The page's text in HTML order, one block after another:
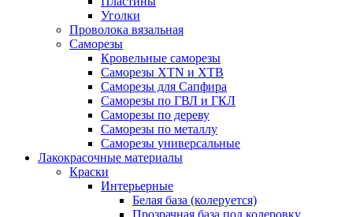
Уголки
Проволока вязальная
Саморезы
Кровельные саморезы
Саморезы XTN и ХTB
Саморезы для Сапфира
Саморезы по ГВЛ и ГКЛ
Саморезы по дереву
Саморезы по металлу
Саморезы универсальные
Лакокрасочные материалы
Краски
Интерьерные
Белая база (колеруется)
Прозрачная база под колеровку